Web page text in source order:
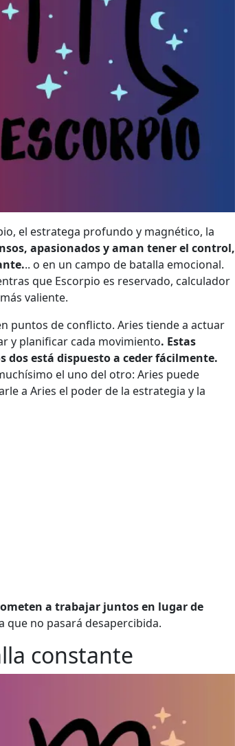
el estratega profundo y magnético, la
apasionados y aman tener el control,
.. o en un campo de batalla emocional.
que Escorpio es reservado, calculador
valiente.
puntos de conflicto. Aries tiende a actuar
y planificar cada movimiento. Estas
dos está dispuesto a ceder fácilmente.
el uno del otro: Aries puede
a Aries el poder de la estrategia y la
a trabajar juntos en lugar de
no pasará desapercibida.
constante